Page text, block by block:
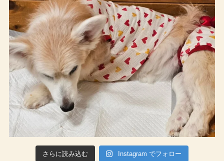
さらに読み込む Instagram でフォロー